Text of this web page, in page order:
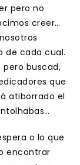
pero no
creer…
de cada cual.
pero buscad,
que
atiborrado el
o lo que
encontrar